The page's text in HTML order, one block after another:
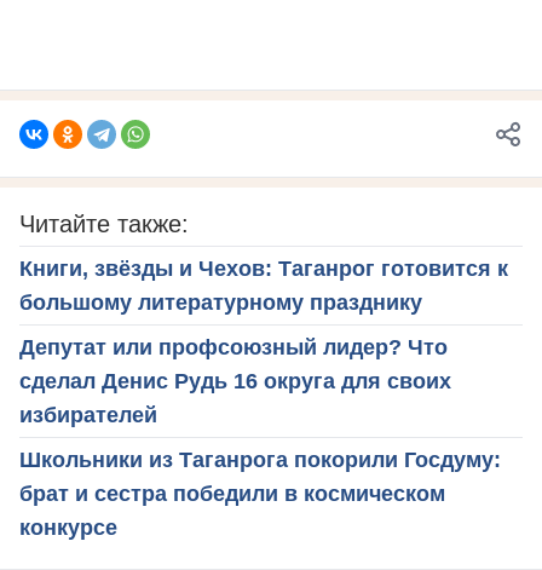
Читайте также:
Книги, звёзды и Чехов: Таганрог готовится к
большому литературному празднику
Депутат или профсоюзный лидер? Что
сделал Денис Рудь 16 округа для своих
избирателей
Школьники из Таганрога покорили Госдуму:
брат и сестра победили в космическом
конкурсе